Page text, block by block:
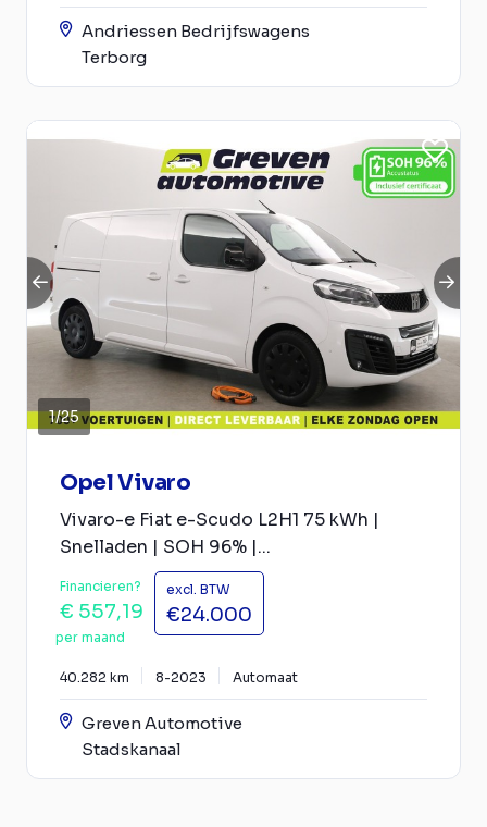
Andriessen Bedrijfswagens
Terborg
1/25
Opel Vivaro
Vivaro-e Fiat e-Scudo L2H1 75 kWh |
Snelladen | SOH 96% |...
Financieren?
€ 557,19
per maand
excl. BTW
€24.000
40.282 km 8-2023 Automaat
Greven Automotive
Stadskanaal